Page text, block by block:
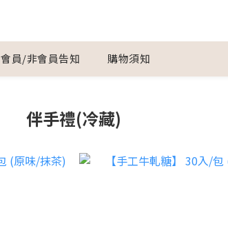
會員/非會員告知 購物須知
伴手禮(冷藏)